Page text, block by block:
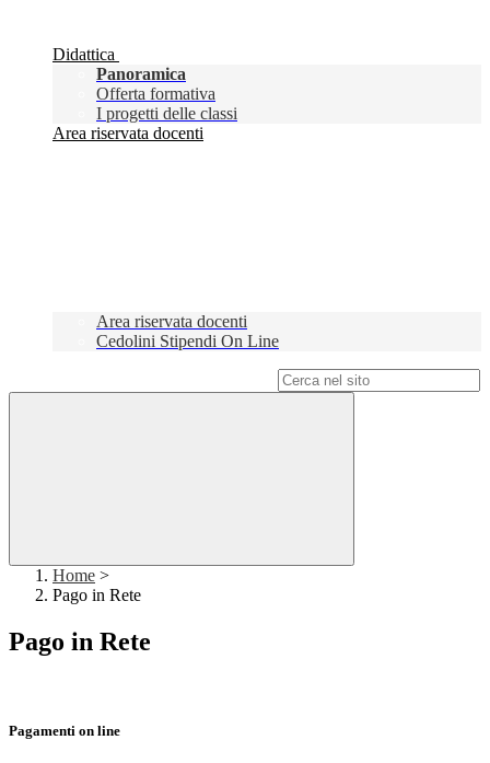
Didattica
Panoramica
Offerta formativa
I progetti delle classi
Area riservata docenti
Area riservata docenti
Cedolini Stipendi On Line
Home >
Pago in Rete
Pago in Rete
Pagamenti on line